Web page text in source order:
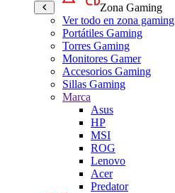
Zona Gaming
Ver todo en zona gaming
Portátiles Gaming
Torres Gaming
Monitores Gamer
Accesorios Gaming
Sillas Gaming
Marca
Asus
HP
MSI
ROG
Lenovo
Acer
Predator